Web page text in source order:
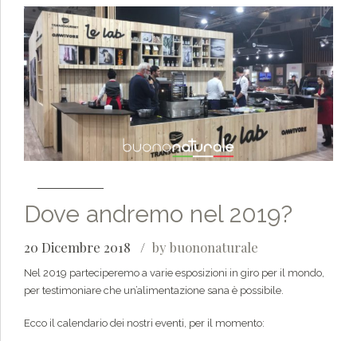
Dove andremo nel 2019?
20 Dicembre 2018 by buononaturale
Nel 2019 parteciperemo a varie esposizioni in giro per il mondo,
per testimoniare che un’alimentazione sana è possibile.
Ecco il calendario dei nostri eventi, per il momento: